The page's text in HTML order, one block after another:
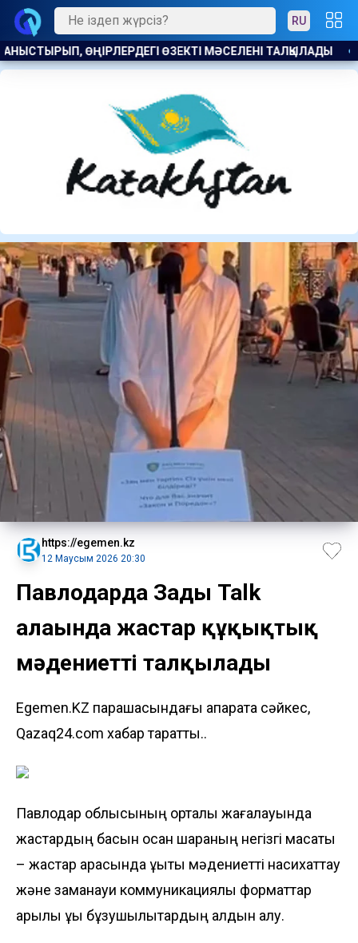
RU
​ШІЛДЕДЕ ҚАЗАҚСТАНДЫҚТАРҒА 104 МЫҢНАН АСТАМ
https://egemen.kz
12 Маусым 2026 20:30
Павлодарда Заңды Talk
алаңында жастар құқықтық
мәдениетті талқылады
Egemen.KZ парақшасындағы ақпаратқа сәйкес,
Qazaq24.com хабар таратты..
Павлодар облысының орталық жағалауында
жастардың басын қосқан шараның негізгі мақсаты
– жастар арасында құқықтық мәдениетті насихаттау
және заманауи коммуникациялық форматтар
арқылы құқық бұзушылықтардың алдын алу.